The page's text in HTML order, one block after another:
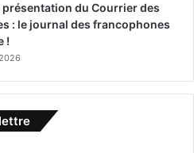
présentation du Courrier des
: le journal des francophones
!